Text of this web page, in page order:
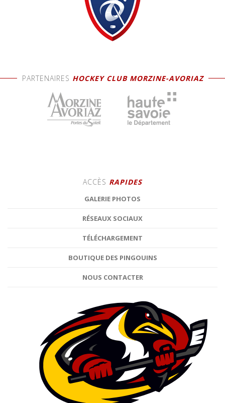
PARTENAIRES HOCKEY CLUB MORZINE-AVORIAZ
ACCÈS RAPIDES
GALERIE PHOTOS
RÉSEAUX SOCIAUX
TÉLÉCHARGEMENT
BOUTIQUE DES PINGOUINS
NOUS CONTACTER